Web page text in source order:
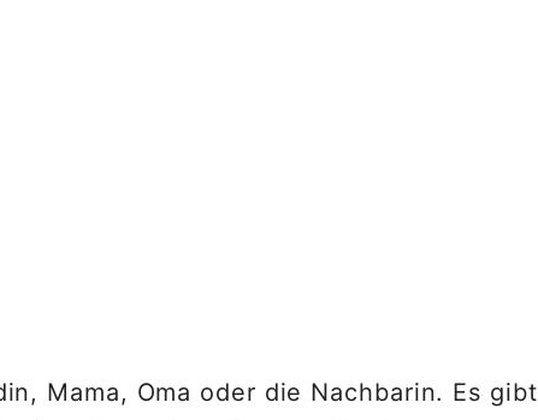
Mama, Oma oder die Nachbarin. Es gibt